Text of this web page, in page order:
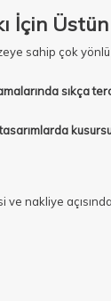
İçin
sahip çok
sıkça
ve nakliye